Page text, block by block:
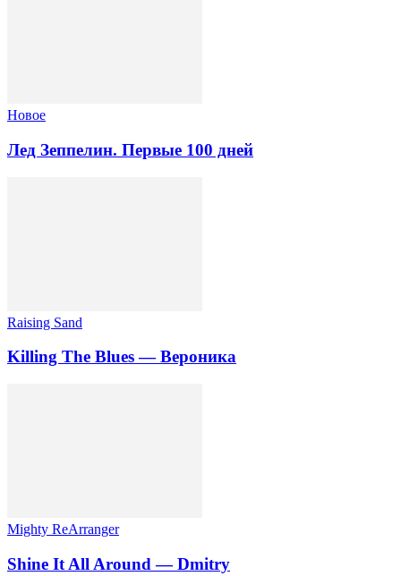
Новоe
Лед Зеппелин. Первые 100 дней
Raising Sand
Killing The Blues — Вероника
Mighty ReArranger
Shine It All Around — Dmitry